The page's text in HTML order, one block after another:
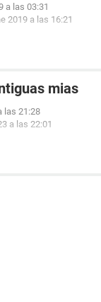
a las 03:31
2019 a las 16:21
mias
las 21:28
a las 22:01